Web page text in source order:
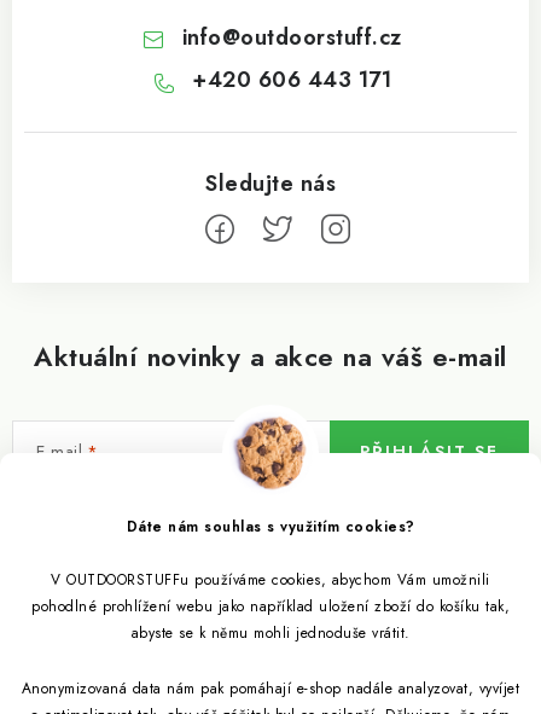
Dáte nám souhlas s využitím cookies?
V OUTDOORSTUFFu používáme cookies, abychom Vám umožnili
pohodlné prohlížení webu jako například uložení zboží do košíku tak,
abyste se k němu mohli jednoduše vrátit.
Anonymizovaná data nám pak pomáhají e-shop nadále analyzovat, vyvíjet
Aktuální novinky a akce na váš e-mail
E-mail
Vložením e-mailu souhlasíte spodmínkami ochrany osobních údajů
PŘIHLÁSIT SE
info@outdoorstuff.cz
+420 606 443 171
Informace pro vás
Věrnostní program